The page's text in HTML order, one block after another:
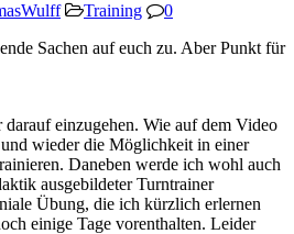
Training
0
Sachen auf euch zu. Aber Punkt für
einzugehen. Wie auf dem Video
wieder die Möglichkeit in einer
Daneben werde ich wohl auch
ausgebildeter Turntrainer
Übung, die ich kürzlich erlernen
einige Tage vorenthalten. Leider